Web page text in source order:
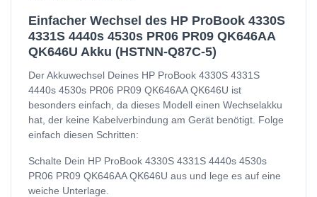
Einfacher Wechsel des HP ProBook 4330S
4331S 4440s 4530s PR06 PR09 QK646AA
QK646U Akku (HSTNN-Q87C-5)
Der Akkuwechsel Deines HP ProBook 4330S 4331S
4440s 4530s PR06 PR09 QK646AA QK646U ist
besonders einfach, da dieses Modell einen Wechselakku
hat, der keine Kabelverbindung am Gerät benötigt. Folge
einfach diesen Schritten:
Schalte Dein HP ProBook 4330S 4331S 4440s 4530s
PR06 PR09 QK646AA QK646U aus und lege es auf eine
weiche Unterlage.